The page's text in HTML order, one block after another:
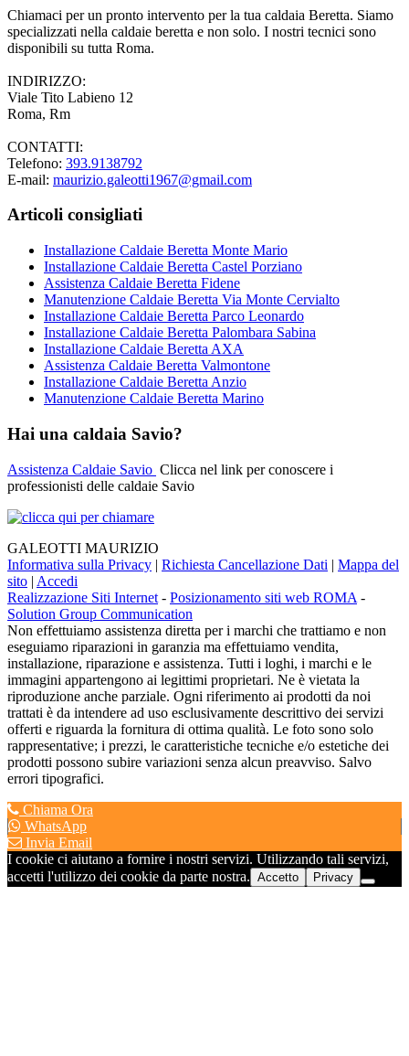
Chiamaci per un pronto intervento per la tua caldaia Beretta. Siamo
specializzati nella caldaie beretta e non solo. I nostri tecnici sono
disponibili su tutta Roma.
INDIRIZZO:
Viale Tito Labieno 12
Roma, Rm
CONTATTI:
Telefono: 393.9138792
E-mail: maurizio.galeotti1967@gmail.com
Articoli consigliati
Installazione Caldaie Beretta Monte Mario
Installazione Caldaie Beretta Castel Porziano
Assistenza Caldaie Beretta Fidene
Manutenzione Caldaie Beretta Via Monte Cervialto
Installazione Caldaie Beretta Parco Leonardo
Installazione Caldaie Beretta Palombara Sabina
Installazione Caldaie Beretta AXA
Assistenza Caldaie Beretta Valmontone
Installazione Caldaie Beretta Anzio
Manutenzione Caldaie Beretta Marino
Hai una caldaia Savio?
Assistenza Caldaie Savio Clicca nel link per conoscere i
professionisti delle caldaie Savio
GALEOTTI MAURIZIO
Informativa sulla Privacy | Richiesta Cancellazione Dati | Mappa del
sito | Accedi
Realizzazione Siti Internet - Posizionamento siti web ROMA -
Solution Group Communication
Non effettuiamo assistenza diretta per i marchi che trattiamo e non
eseguiamo riparazioni in garanzia ma effettuiamo vendita,
installazione, riparazione e assistenza. Tutti i loghi, i marchi e le
immagini appartengono ai legittimi proprietari. Ne è vietata la
riproduzione anche parziale. Ogni riferimento ai prodotti da noi
trattati è da intendere ad uso esclusivamente descrittivo dei servizi
offerti e riguarda la fornitura di ottima qualità. Le foto sono solo
rappresentative; i prezzi, le caratteristiche tecniche e/o estetiche dei
prodotti possono subire variazioni senza alcun preavviso. Salvo
errori tipografici.
Chiama Ora
WhatsApp
Invia Email
I cookie ci aiutano a fornire i nostri servizi. Utilizzando tali servizi,
accetti l'utilizzo dei cookie da parte nostra. Accetto Privacy